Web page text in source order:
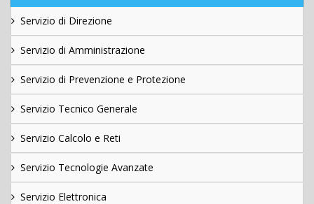
Servizio di Direzione
Servizio di Amministrazione
Servizio di Prevenzione e Protezione
Servizio Tecnico Generale
Servizio Calcolo e Reti
Servizio Tecnologie Avanzate
Servizio Elettronica